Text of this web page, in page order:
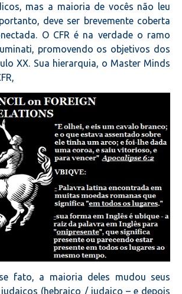
mas a maioria de vocês não leu
deve ser brevemente coberta
O CFR é na verdade o ramo
promovendo os objetivos dos
XX. Sua hierarquia, o Master Minds
fato, a maioria deles mudou seus
(hebraico / judaico – e depois